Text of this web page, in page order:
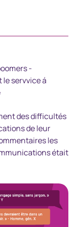
-
servvice á
des difficultés
de leur
les
était